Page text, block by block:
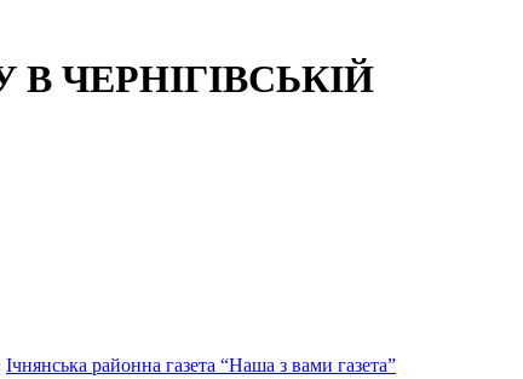
ЧЕРНІГІВСЬКІЙ
Ічнянська районна газета “Наша з вами газета”